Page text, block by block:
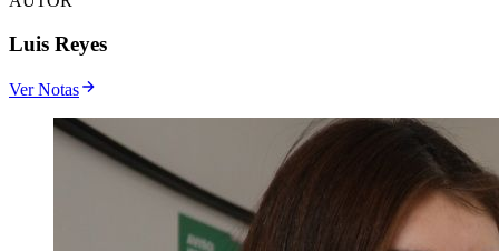
Luis Reyes
Ver Notas